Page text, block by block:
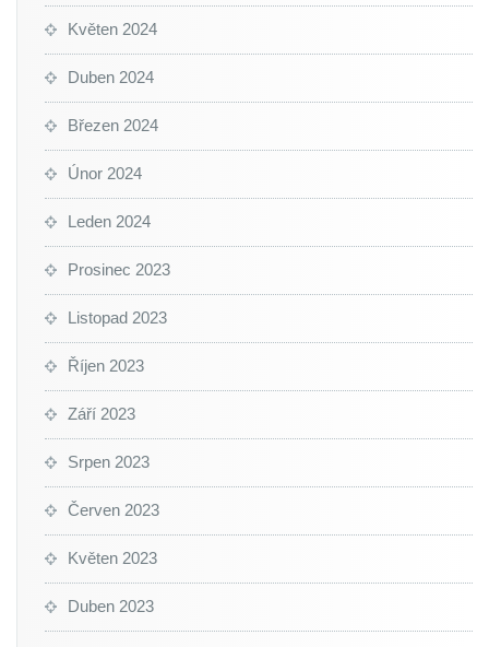
Květen 2024
Duben 2024
Březen 2024
Únor 2024
Leden 2024
Prosinec 2023
Listopad 2023
Říjen 2023
Září 2023
Srpen 2023
Červen 2023
Květen 2023
Duben 2023